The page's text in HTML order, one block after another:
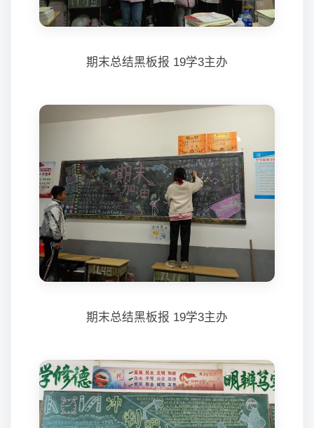
期末总结黑板报 19学3主办
期末总结黑板报 19学3主办